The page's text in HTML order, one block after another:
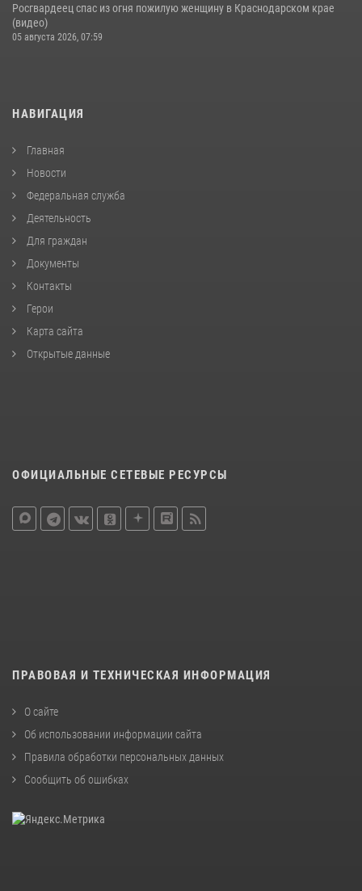
Росгвардеец спас из огня пожилую женщину в Краснодарском крае
(видео)
05 августа 2026, 07:59
НАВИГАЦИЯ
Главная
Новости
Федеральная служба
Деятельность
Для граждан
Документы
Контакты
Герои
Карта сайта
Открытые данные
ОФИЦИАЛЬНЫЕ СЕТЕВЫЕ РЕСУРСЫ
ПРАВОВАЯ И ТЕХНИЧЕСКАЯ ИНФОРМАЦИЯ
О сайте
Об использовании информации сайта
Правила обработки персональных данных
Сообщить об ошибках